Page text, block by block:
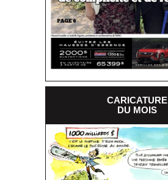
CARICATURE
DU MOIS